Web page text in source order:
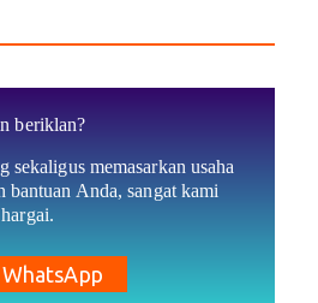
beriklan?
sekaligus memasarkan usaha
bantuan Anda, sangat kami
hargai.